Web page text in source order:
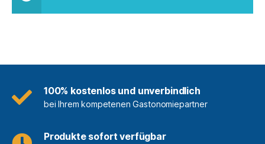
100% kostenlos und unverbindlich
bei Ihrem kompetenen Gastonomiepartner
Produkte sofort verfügbar